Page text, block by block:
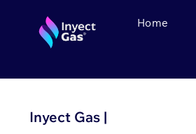
Home
Inyect Gas |